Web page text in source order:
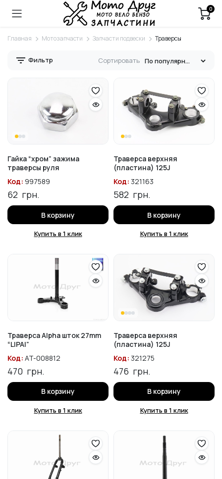
0
Главная Мотозапчасти Запчасти подвески Траверсы
Фильтр Сортировать
Гайка “хром” зажима
траверсы руля
Код: 997589
62 грн.
В корзину
Купить в 1 клик
Траверса верхняя
(пластина) 125J
Код: 321163
582 грн.
В корзину
Купить в 1 клик
Траверса Alpha шток 27mm
“LIPAI”
Код: AT-008812
470 грн.
В корзину
Купить в 1 клик
Траверса верхняя
(пластина) 125J
Код: 321275
476 грн.
В корзину
Купить в 1 клик